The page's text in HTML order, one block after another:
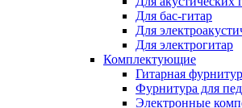
Для бас-гитар
Для
Для электрогитар
Комплектующие
Гитарная
Фурнитура для
Электронные